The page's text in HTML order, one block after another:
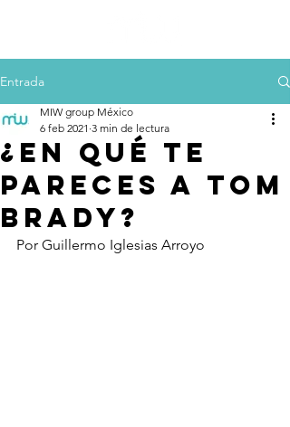
Entrada
¿En qué te
pareces a Tom
Brady?
MIW group México
6 feb 2021 3 min de lectura
Por Guillermo Iglesias Arroyo